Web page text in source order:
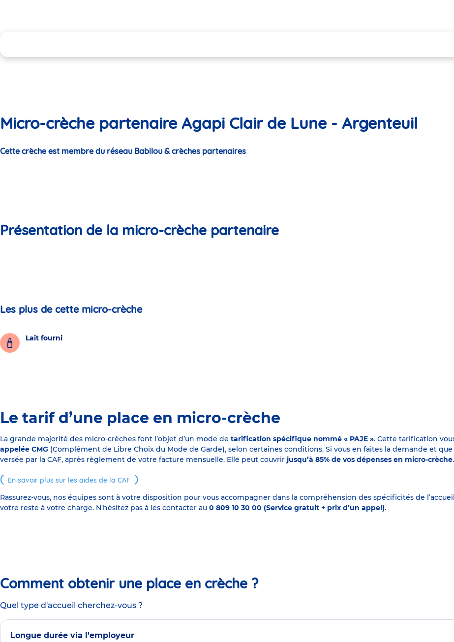
Micro-crèche partenaire Agapi Clair de Lune - Argenteuil
Cette crèche est membre du réseau Babilou & crèches partenaires
Présentation de la micro-crèche partenaire
Les plus de cette micro-crèche
Lait fourni
Le tarif d’une place en micro-crèche
La grande majorité des micro-crèches font l’objet d’un mode de tarification spécifique nommé « PAJE ». Cette tarification
appelée CMG (Complément de Libre Choix du Mode de Garde), selon certaines conditions. Si vous en faites la demande et
versée par la CAF, après règlement de votre facture mensuelle. Elle peut couvrir jusqu’à 85% de vos dépenses en micro-crèche.
En savoir plus sur les aides de la CAF
Rassurez-vous, nos équipes sont à votre disposition pour vous accompagner dans la compréhension des spécificités de
votre reste à votre charge. N'hésitez pas à les contacter au 0 809 10 30 00 (Service gratuit + prix d’un appel).
Comment obtenir une place en crèche ?
Quel type d'accueil cherchez-vous ?
Longue durée via l'employeur